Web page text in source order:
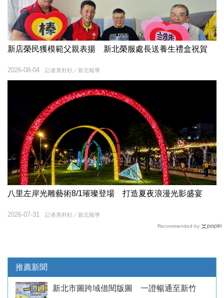
新店榮民獲模範父親表揚 新北榮服處長送養生禮盒祝賀
記者黃村杉／新北報導
2026-08-04
八里左岸光雕藝術8/1璀璨登場 打造夏夜浪漫光影盛宴
記者黃村杉／新北報導
2026-07-31
Recommended by
推薦新聞
新北市圖跨域借閱版圖 一證暢通至新竹